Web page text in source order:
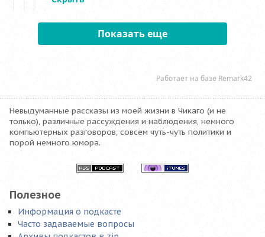
Невыдуманные рассказы из моей жизни в Чикаго (и не
только), различные рассуждения и наблюдения, немного
компьютерных разговоров, совсем чуть-чуть политики и
порой немного юмора.
Полезное
Информация о подкасте
Часто задаваемые вопросы